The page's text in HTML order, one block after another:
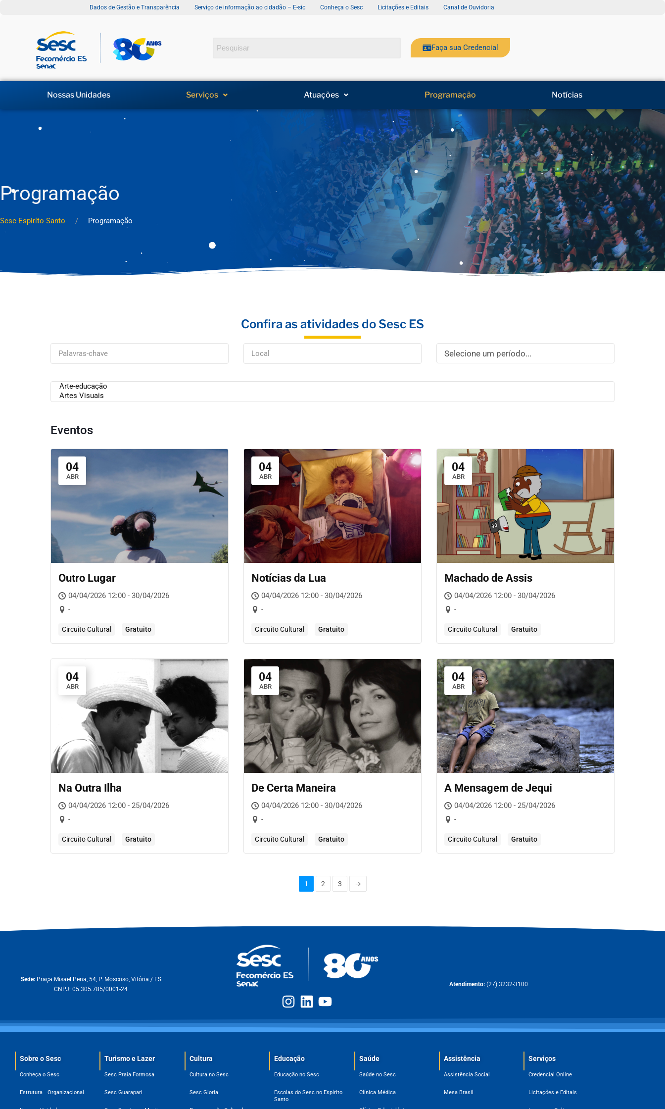
Dados de Gestão e Transparência Serviço de informação ao cidadão – E-sic Conheça o Sesc Licitações e Editais Canal de Ouvidoria
Faça sua Credencial
Nossas Unidades Serviços Atuações Programação Notícias
Programação
Sesc Espiríto Santo Programação
Confira as atividades do Sesc ES
Selecione um período...
Eventos
04
ABR
Outro Lugar
04/04/2026 12:00 - 30/04/2026
-
Circuito Cultural Gratuito
04
ABR
Notícias da Lua
04/04/2026 12:00 - 30/04/2026
-
Circuito Cultural Gratuito
04
ABR
Machado de Assis
04/04/2026 12:00 - 30/04/2026
-
Circuito Cultural Gratuito
04
ABR
Na Outra Ilha
04/04/2026 12:00 - 25/04/2026
-
Circuito Cultural Gratuito
04
ABR
De Certa Maneira
04/04/2026 12:00 - 30/04/2026
-
Circuito Cultural Gratuito
04
ABR
A Mensagem de Jequi
04/04/2026 12:00 - 25/04/2026
-
Circuito Cultural Gratuito
1 2 3 →
Sede: Praça Misael Pena, 54, P. Moscoso, Vitória / ES
CNPJ: 05.305.785/0001-24
Atendimento: (27) 3232-3100
Sobre o Sesc​
Conheça o Sesc
Estrutura Organizacional
Turismo e Lazer
Sesc Praia Formosa
Sesc Guarapari
Cultura
Cultura no Sesc
Sesc Gloria
Educação
Educação no Sesc
Escolas do Sesc no Espírito
Santo
Saúde
Saúde no Sesc
Clínica Médica
Assistência
Assistência Social
Mesa Brasil
Serviços
Credencial Online
Licitações e Editais